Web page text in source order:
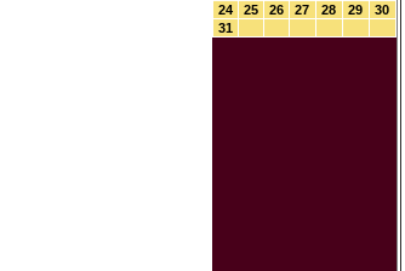
24
25 26 27 28 29
30
31